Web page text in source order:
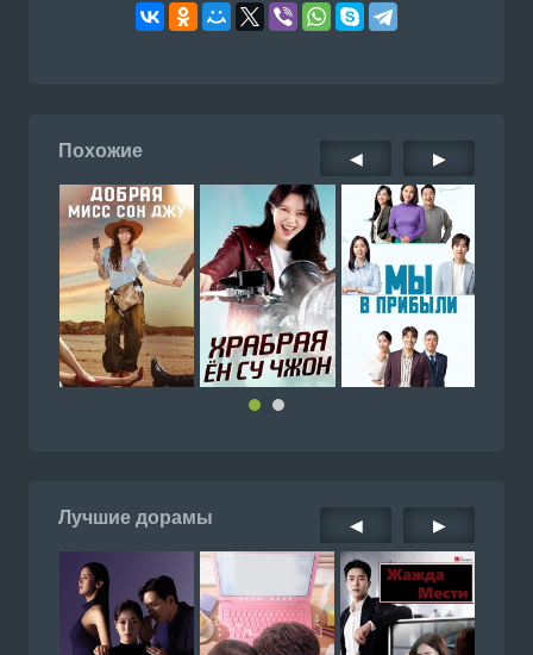
Похожие ◀ ▶
Лучшие дорамы ◀ ▶